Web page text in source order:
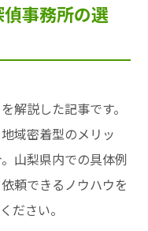
事務所の選
解説した記事です。
域密着型のメリッ
山梨県内での具体例
頼できるノウハウを
ださい。